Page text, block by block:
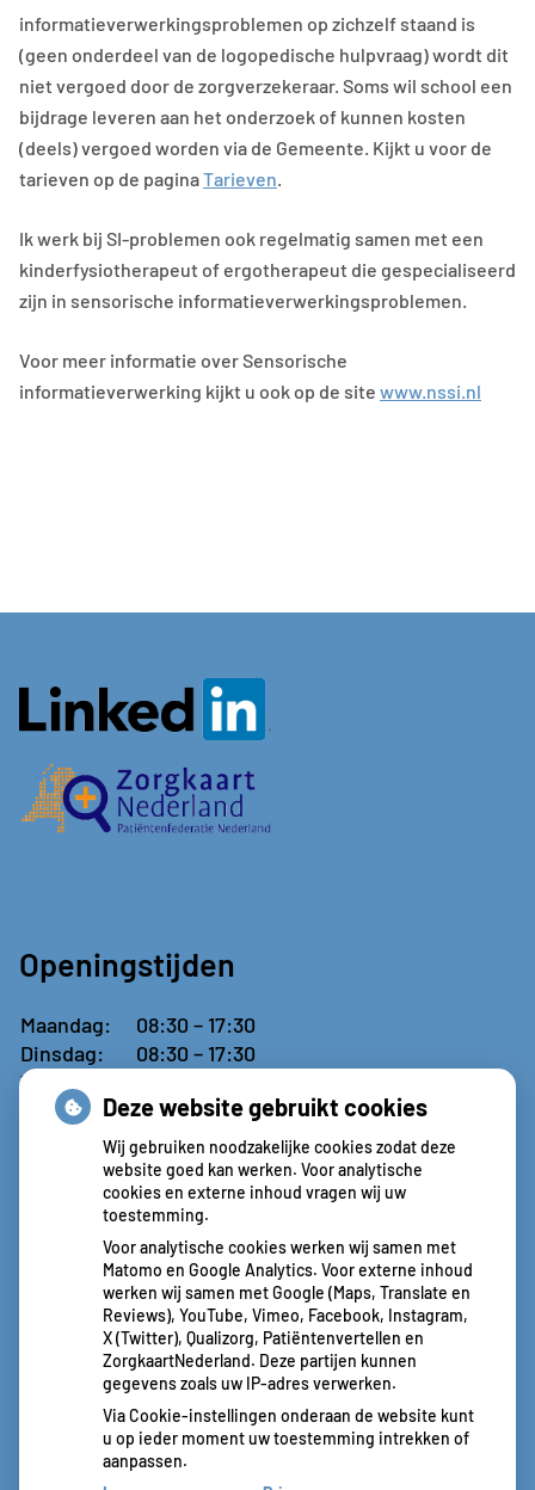
informatieverwerkingsproblemen op zichzelf staand is
(geen onderdeel van de logopedische hulpvraag) wordt dit
niet vergoed door de zorgverzekeraar. Soms wil school een
bijdrage leveren aan het onderzoek of kunnen kosten
(deels) vergoed worden via de Gemeente. Kijkt u voor de
tarieven op de paginaTarieven.
Ik werk bij SI-problemen ook regelmatig samen met een
kinderfysiotherapeut of ergotherapeut die gespecialiseerd
zijn in sensorische informatieverwerkingsproblemen.
Voor meer informatie over Sensorische
informatieverwerking kijkt u ook op de site www.nssi.nl
Openingstijden
Maandag:
08:30 – 17:30
Dinsdag:
08:30 – 17:30
Woensdag:
Donderdag:09:00 – 13:00
Gesloten
Aangesloten bij:
Deze website gebruikt cookies
Wij gebruiken noodzakelijke cookies zodat deze
website goed kan werken. Voor analytische
cookies en externe inhoud vragen wij uw
toestemming.
Voor analytische cookies werken wij samen met
Matomo en Google Analytics. Voor externe inhoud
werken wij samen met Google (Maps, Translate en
Reviews), YouTube, Vimeo, Facebook, Instagram,
X (Twitter), Qualizorg, Patiëntenvertellen en
ZorgkaartNederland. Deze partijen kunnen
gegevens zoals uw IP-adres verwerken.
Via Cookie-instellingen onderaan de website kunt
u op ieder moment uw toestemming intrekken of
aanpassen.